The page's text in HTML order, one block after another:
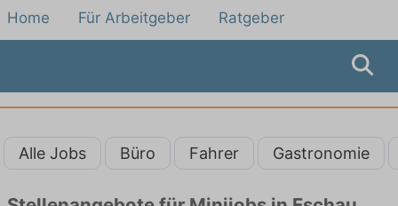
Home Für Arbeitgeber Ratgeber
Alle Jobs Büro Fahrer Gastronomie